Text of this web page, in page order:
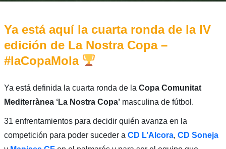
Ya está aquí la cuarta ronda de la IV
edición de La Nostra Copa –
#laCopaMola
Ya está definida la cuarta ronda de la Copa Comunitat
Mediterrànea ‘La Nostra Copa’masculina de fútbol.
31 enfrentamientos para decidir quién avanza en la
competición para poder suceder a CD L’Alcora, CD Soneja